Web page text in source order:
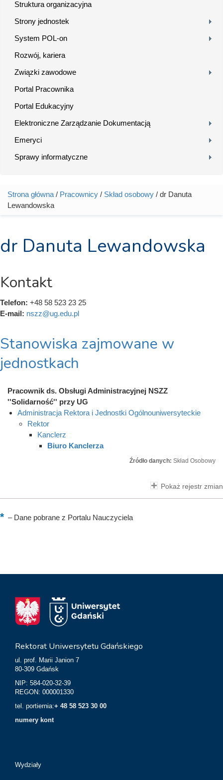
Struktura organizacyjna
Strony jednostek
System POL-on
Rozwój, kariera
Związki zawodowe
Portal Pracownika
Portal Edukacyjny
Elektroniczne Zarządzanie Dokumentacją
Emeryci
Sprawy informatyczne
Jesteś tutaj
Strona główna / Pracownicy / Skład osobowy / dr Danuta
Lewandowska
dr Danuta Lewandowska
Kontakt
Telefon: +48 58 523 23 25
E-mail: nszz@ug.edu.pl
Stanowiska zajmowane w
jednostkach
Pracownik ds. Obsługi Administracyjnej NSZZ
''Solidarność'' przy UG
Administracja Rektora i Jednostki Ogólnouniwersyteckie
Rektor
Kanclerz
Biuro Kanclerza
Źródło danych: Skład Osobowy
Pokaż rejestr zmian
–Dane pobrane z Portalu Nauczyciela
Rektorat Uniwersytetu Gdańskiego
ul. prof. Marii Janion 7
80-309 Gdańsk
NIP: 584-020-32-39
REGON: 000001330
tel. portiernia:+ 48 58 523 30 00
numery kont
Wydziały